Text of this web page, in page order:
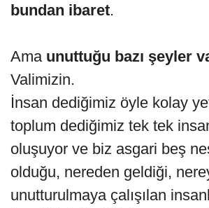
bundan ibaret.
Ama unuttuğu bazı şeyler
Valimizin.
İnsan dediğimiz öyle kolay
toplum dediğimiz tek tek
oluşuyor ve biz asgari beş
olduğu, nereden geldiği,
unutturulmaya çalışılan